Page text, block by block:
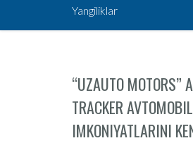
Yangiliklar
“UZAUTO MOTORS”
TRACKER
IMKONIYATLARINI